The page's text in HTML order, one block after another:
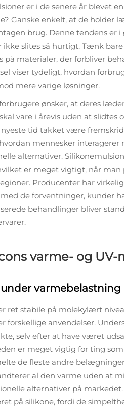
er i de senere år blevet
Ganske enkelt, at de holder
brug. Denne tendens er
slites så hurtigt. Tænk
materialer, der forbliver
viser tydeligt, hvordan
mere varige løsninger.
ønsker, at deres
vare i årevis uden at
tid takket være
mennesker interagerer
alternativer.
er meget vigtigt, når man
Producenter har
de forventninger, kunder
behandlinger bliver
varme- og UV-
varmebelastning
ret stabile på molekylært
anvendelser.
selv efter at have været
er meget vigtig for ting
de fleste andre
al den varme uden at
alternativer på
på silikone, fordi de